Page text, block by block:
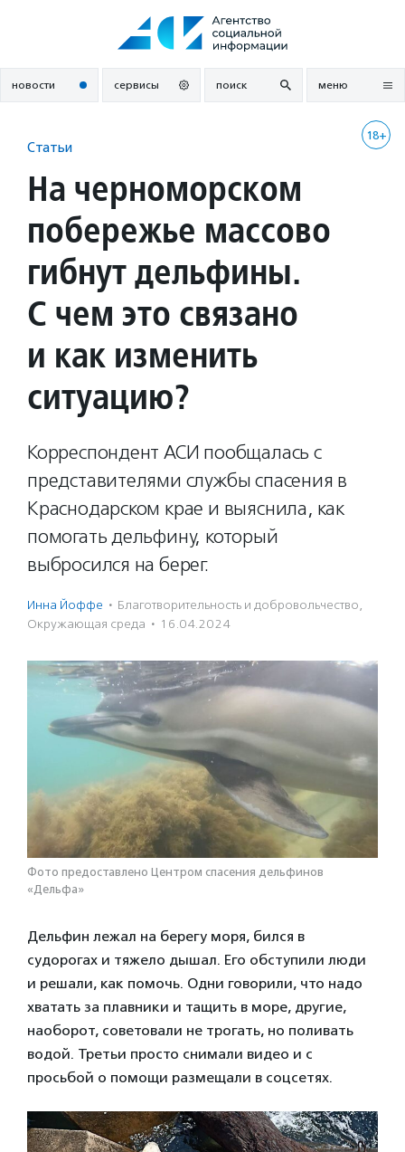
новости сервисы поиск меню
18+
Статьи
На черноморском
побережье массово
гибнут дельфины.
С чем это связано
и как изменить
ситуацию?
Корреспондент АСИ пообщалась с
представителями службы спасения в
Краснодарском крае и выяснила, как
помогать дельфину, который
выбросился на берег.
Инна Йоффе · Благотвори­тель­ность и доброволь­чест­во,
Окружающая среда · 16.04.2024
Фото предоставлено Центром спасения дельфинов
«Дельфа»
Дельфин лежал на берегу моря, бился в
судорогах и тяжело дышал. Его обступили люди
и решали, как помочь. Одни говорили, что надо
хватать за плавники и тащить в море, другие,
наоборот, советовали не трогать, но поливать
водой. Третьи просто снимали видео и с
просьбой о помощи размещали в соцсетях.